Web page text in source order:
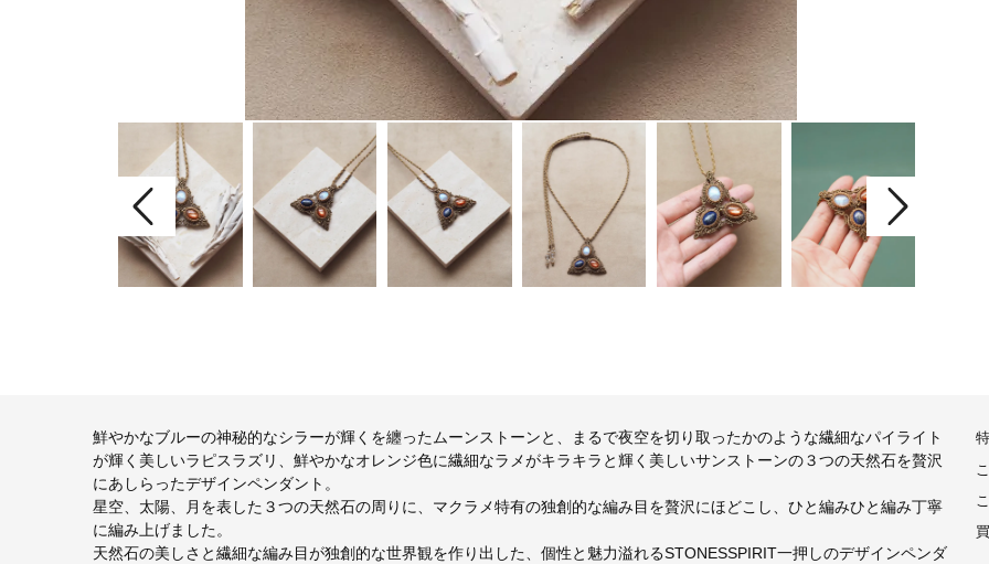
鮮やかなブルーの神秘的なシラーが輝くを纏ったムーンストーンと、まるで夜空を切り取ったかのような繊細なパイライト
が輝く美しいラピスラズリ、鮮やかなオレンジ色に繊細なラメがキラキラと輝く美しいサンストーンの３つの天然石を贅沢
にあしらったデザインペンダント。
星空、太陽、月を表した３つの天然石の周りに、マクラメ特有の独創的な編み目を贅沢にほどこし、ひと編みひと編み丁寧
に編み上げました。
天然石の美しさと繊細な編み目が独創的な世界観を作り出した、個性と魅力溢れるSTONESSPIRIT一押しのデザインペンダ